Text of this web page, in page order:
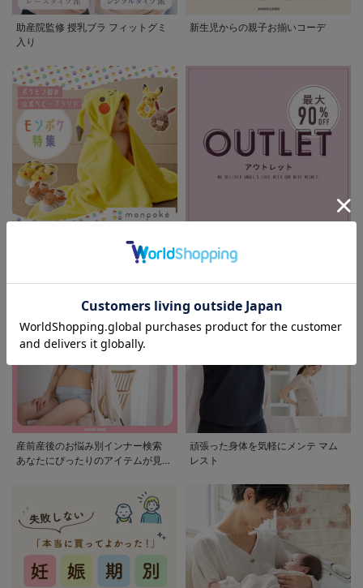
助産院監修 授乳ブラ フィットグミ
入り
新生児からの親子お揃いコーデ
産前産後のお悩み別インナー検索
あなたにぴったりのアイテムが見つ
頑張った身体を気軽にメンテ マム
レスト